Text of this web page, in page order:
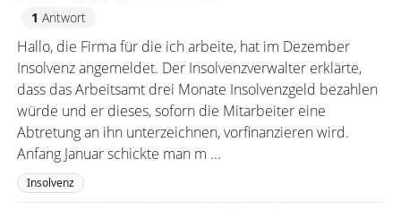
1 Antwort
Hallo, die Firma für die ich arbeite, hat im Dezember
Insolvenz angemeldet. Der Insolvenzverwalter erklärte,
dass das Arbeitsamt drei Monate Insolvenzgeld bezahlen
würde und er dieses, soforn die Mitarbeiter eine
Abtretung an ihn unterzeichnen, vorfinanzieren wird.
Anfang Januar schickte man m ...
Insolvenz